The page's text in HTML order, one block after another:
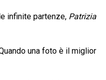
infinite partenze, Patrizia
una foto è il miglior